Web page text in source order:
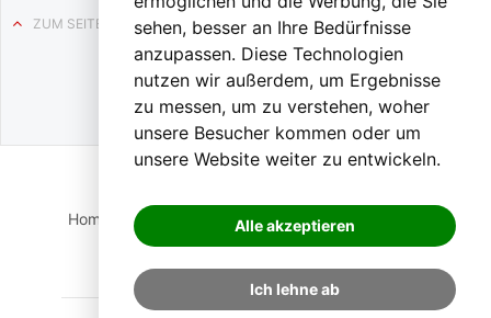
sehen, besser an Ihre Bedürfnisse
anzupassen. Diese Technologien
nutzen wir außerdem, um Ergebnisse
zu messen, um zu verstehen, woher
unsere Besucher kommen oder um
unsere Website weiter zu entwickeln.
Alle akzeptieren
Ich lehne ab
ZUM SEITENANFANG
Auf BLO24.at werben?
+43 (0)664 2226600
Home Suche Login Impressum
Datenschutz